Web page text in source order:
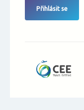
Přihlásit se